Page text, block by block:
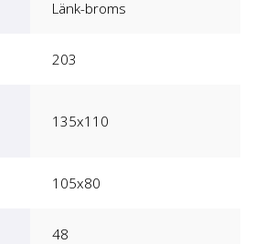
Länk-broms
203
135x110
105x80
48